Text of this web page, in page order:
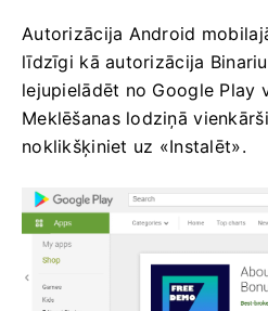
Autorizācija Android
līdzīgi kā autorizācija
lejupielādēt no Google Play
Meklēšanas lodziņā
noklikšķiniet uz «Instalēt».